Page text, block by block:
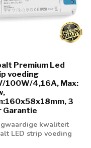
Premium Led
voeding
100W/4,16A, Max:
3
Garantie
kwaliteit
LED strip voeding